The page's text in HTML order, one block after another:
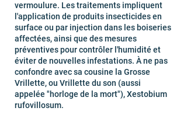
vermoulure. Les traitements impliquent
l'application de produits insecticides en
surface ou par injection dans les boiseries
affectées, ainsi que des mesures
préventives pour contrôler l'humidité et
éviter de nouvelles infestations. À ne pas
confondre avec sa cousine la Grosse
Vrillette, ou Vrillette du son (aussi
appelée "horloge de la mort"), Xestobium
rufovillosum.